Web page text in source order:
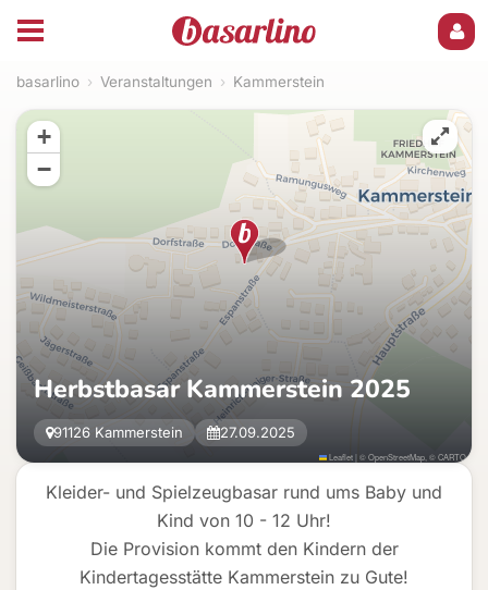
basarlino › Veranstaltungen › Kammerstein
Kleider- und Spielzeugbasar rund ums Baby und
Kind von 10 - 12 Uhr!
Die Provision kommt den Kindern der
Kindertagesstätte Kammerstein zu Gute!
Herbstbasar Kammerstein 2025
91126 Kammerstein 27.09.2025
+
−
Leaflet| ©OpenStreetMap , ©CARTO